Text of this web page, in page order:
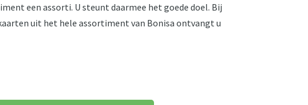
een assorti. U steunt daarmee het goede doel. Bij
uit het hele assortiment van Bonisa ontvangt u